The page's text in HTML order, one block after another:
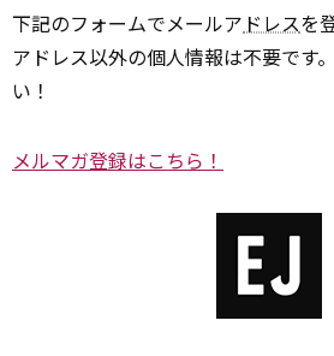
下記のフォームでメールア ドレスを
アドレス以外の個人情報は不要です
い！
メルマガ登録はこちら！